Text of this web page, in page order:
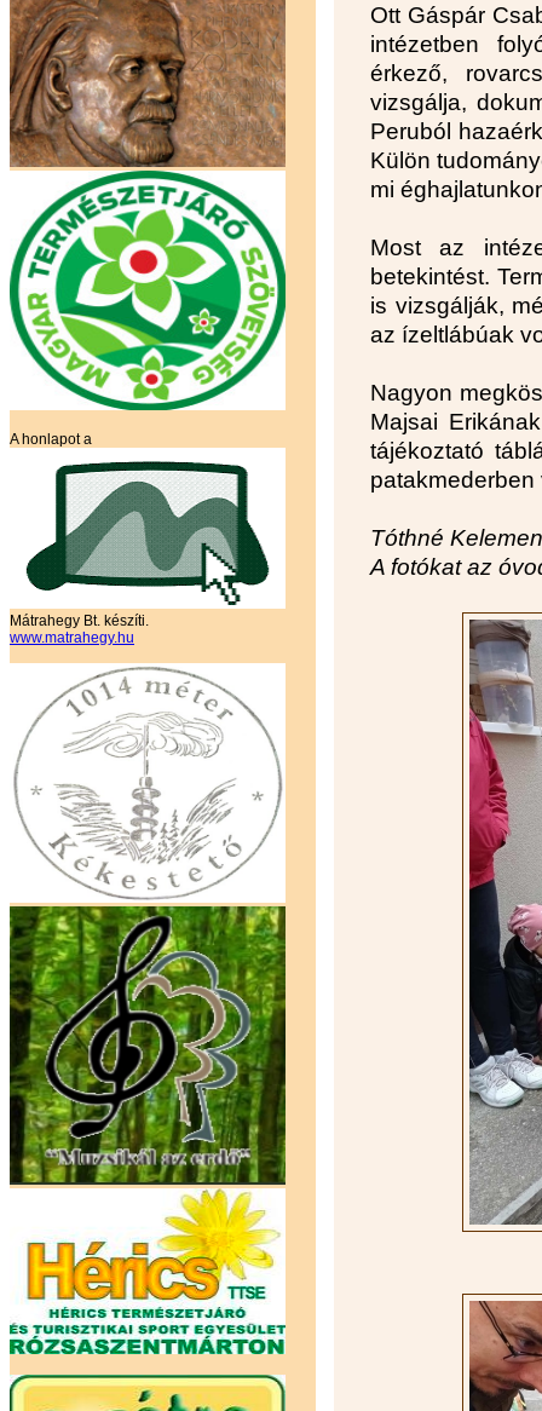
A honlapot a
Mátrahegy Bt. készíti.
www.matrahegy.hu
Ott Gáspár
intézetben
érkező,
vizsgálja,
Peruból
Külön
mi
Most az
betekintést.
is vizsgálják,
az ízeltlábúak
Nagyon
Majsai
tájékoztató
patakmederben
Tóthné
A fotókat az